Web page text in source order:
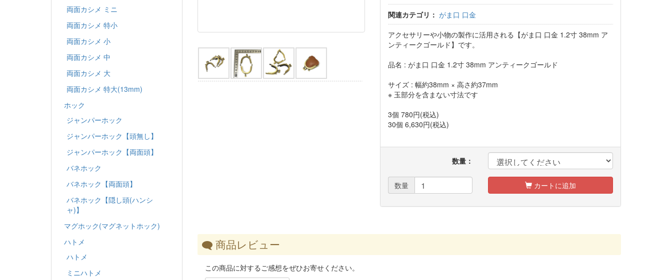
関連カテゴリ： がま口 口金
アクセサリーや小物の製作に活用される【がま口 口金 1.2寸 38mm ア
ンティークゴールド】です。
品名 : がま口 口金 1.2寸 38mm アンティークゴールド
サイズ : 幅約38mm × 高さ約37mm
※ 玉部分を含まない寸法です
3個 780円(税込)
30個 6,630円(税込)
数量：
数量 カートに追加
商品レビュー
この商品に対するご感想をぜひお寄せください。
両面カシメ ミニ
両面カシメ 特小
両面カシメ 小
両面カシメ 中
両面カシメ 大
両面カシメ 特大(13mm)
ホック
ジャンパーホック
ジャンパーホック【頭無し】
ジャンパーホック【両面頭】
バネホック
バネホック【両面頭】
バネホック【隠し頭(ハンシ
ャ)】
マグホック(マグネットホック)
ハトメ
ハトメ
ミニハトメ